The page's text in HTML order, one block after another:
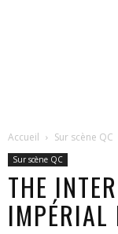
Accueil Sur scène QC
Sur scène QC
THE